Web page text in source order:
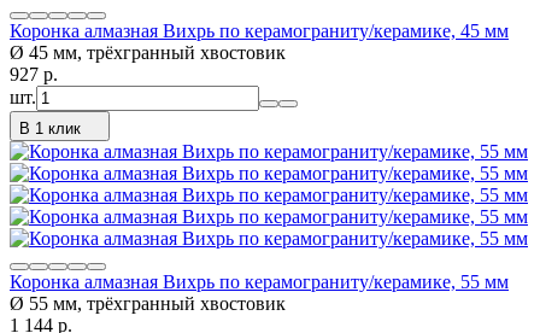
Коронка алмазная Вихрь по керамограниту/керамике, 45 мм
Ø 45 мм, трёхгранный хвостовик
927 p.
шт.
В 1 клик
Коронка алмазная Вихрь по керамограниту/керамике, 55 мм
Ø 55 мм, трёхгранный хвостовик
1 144 p.